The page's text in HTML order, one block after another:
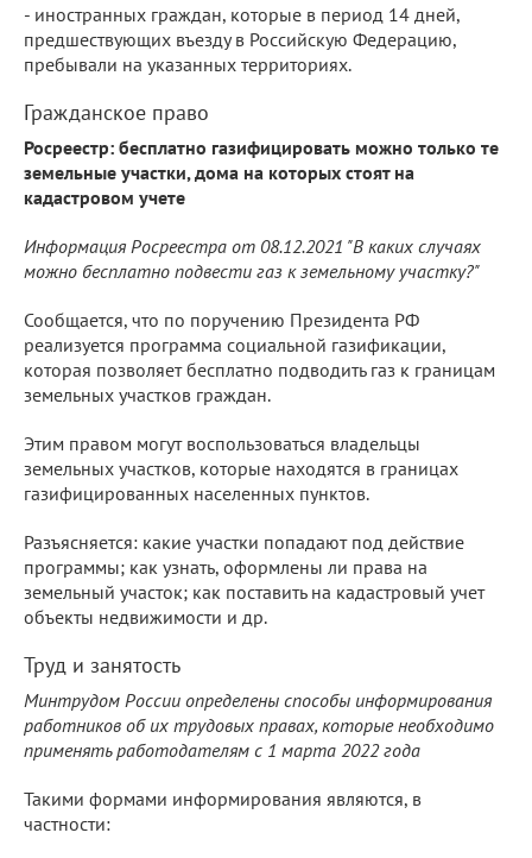
- иностранных граждан, которые в период 14 дней,
предшествующих въезду в Российскую Федерацию,
пребывали на указанных территориях.
Гражданское право
Росреестр: бесплатно газифицировать можно только те
земельные участки, дома на которых стоят на
кадастровом учете
Информация Росреестра от 08.12.2021 "В каких случаях
можно бесплатно подвести газ к земельному участку?"
Сообщается, что по поручению Президента РФ
реализуется программа социальной газификации,
которая позволяет бесплатно подводить газ к границам
земельных участков граждан.
Этим правом могут воспользоваться владельцы
земельных участков, которые находятся в границах
газифицированных населенных пунктов.
Разъясняется: какие участки попадают под действие
программы; как узнать, оформлены ли права на
земельный участок; как поставить на кадастровый учет
объекты недвижимости и др.
Труд и занятость
Минтрудом России определены способы информирования
работников об их трудовых правах, которые необходимо
применять работодателям с 1 марта 2022 года
Такими формами информирования являются, в
частности: